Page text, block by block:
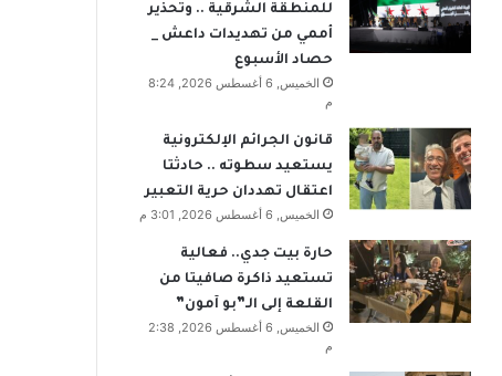
للمنطقة الشرقية .. وتحذير
أممي من تهديدات داعش _
حصاد الأسبوع
الخميس, 6 أغسطس 2026, 8:24
م
قانون الجرائم الإلكترونية
يستعيد سطوته .. حادثتا
اعتقال تهددان حرية التعبير
الخميس, 6 أغسطس 2026, 3:01 م
حارة بيت جدي.. فعالية
تستعيد ذاكرة صافيتا من
القلعة إلى الـ”بو آمون”
الخميس, 6 أغسطس 2026, 2:38
م